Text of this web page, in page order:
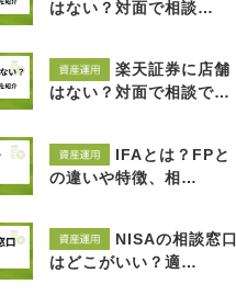
はない？対面で相談…
楽天証券に店舗
はない？対面で相談で…
IFAとは？FPと
の違いや特徴、相…
NISAの相談窓口
はどこがいい？適…